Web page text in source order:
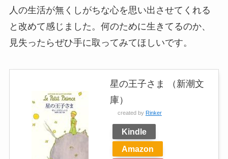
人の生活が無くしがちな心を思い出させてくれる
と改めて感じました。何のために生きてるのか、
見失ったらぜひ手に取ってみてほしいです。
星の王子さま （新潮文
庫）
created by Rinker
Kindle
Amazon